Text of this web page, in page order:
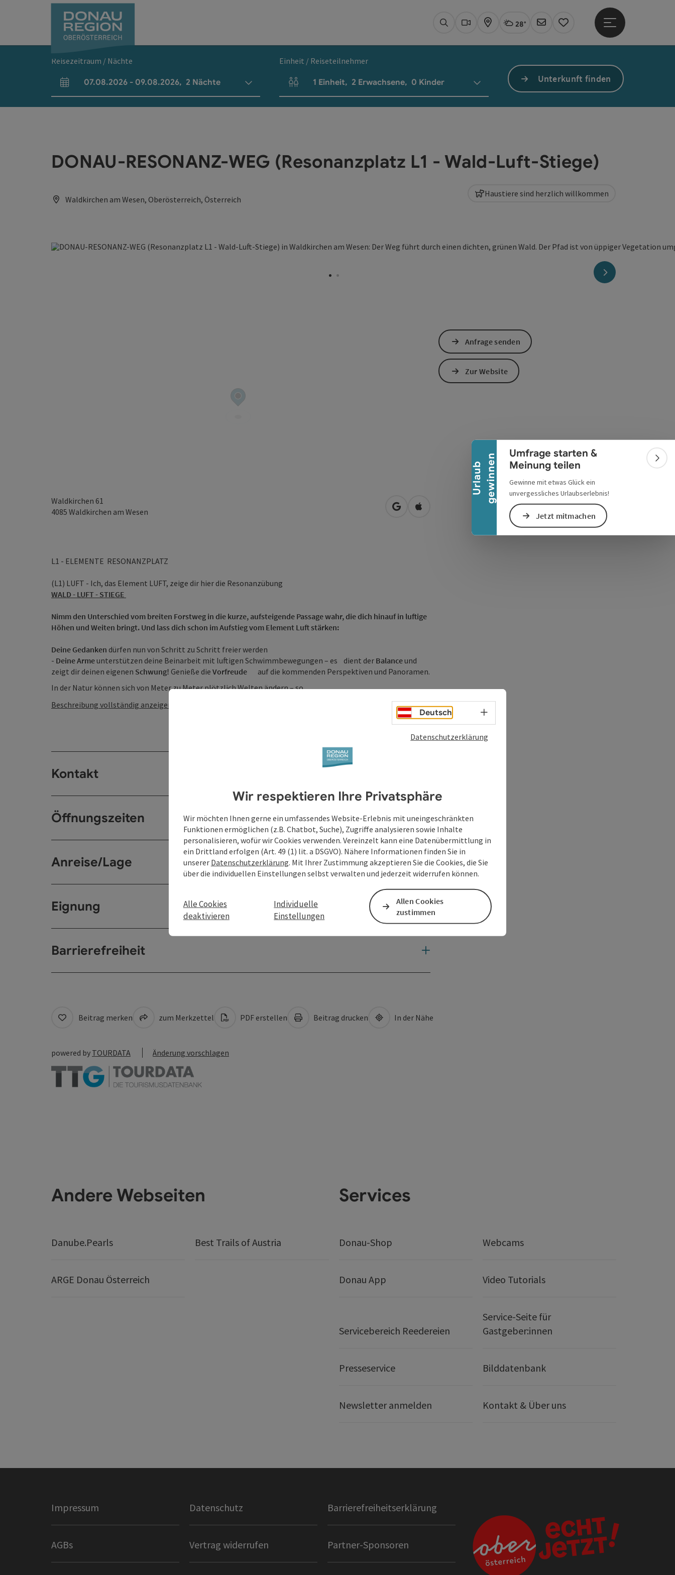
U
r
l
a
u
b
g
e
w
i
n
n
en
Banner einklappen
Umfrage starten &
Meinung teilen
Gewinne mit etwas Glück ein
unvergessliches Urlaubserlebnis!
Jetzt mitmachen
SuchenWebcams
KarteAktuelles Wetter Linz, wolkig
28°
Newsletter
Merkzettel
Hauptmenü öffnen
Reisezeitraum / Nächte
An- und Abreisefelder
07.08.2026 - 09.08.2026, 2 Nächte
Einheit / Reiseteilnehmer
Einheitenanzahl und Personenfelder
1 Einheit, 2 Erwachsene, 0 Kinder Unterkunft finden
DONAU-RESONANZ-WEG (Resonanzplatz L1 - Wald-Luft-Stiege)
Waldkirchen am Wesen, Oberösterreich, Österreich
nächstes Element
Haustiere sind herzlich willkommen
Waldkirchen 61
4085 Waldkirchen am Wesen in Google Maps öffnen
in Apple Maps öffnen
L1 - ELEMENTE RESONANZPLATZ
(L1) LUFT - Ich, das Element LUFT, zeige dir hier die Resonanzübung
WALD - LUFT - STIEGE
Nimm den Unterschied vom breiten Forstweg in die kurze, aufsteigende Passage wahr, die dich hinauf in luftige
Höhen und Weiten bringt. Und lass dich schon im Aufstieg vom Element Luft stärken:
Deine Gedanken dürfen nun von Schritt zu Schritt freier werden
- Deine Armeunterstützen deine Beinarbeit mit luftigen Schwimmbewegungen – es dient der Balanceund
zeigt dir deinen eigenen Schwung! Genieße die Vorfreude
auf die kommenden Perspektiven und Panoramen.
In der Natur können sich von Meter zu Meter plötzlich Welten ändern – so ...
Beschreibung vollständig anzeigen
Kontakt
Öffnungszeiten
Anreise/Lage
Eignung
Barrierefreiheit
Anfrage senden
Zur Website
Beitrag merken zum Merkzettel PDF erstellen Beitrag drucken In der Nähe
powered by TOURDATA Änderung vorschlagen
Andere Webseiten
Danube.Pearls Best Trails of Austria
ARGE Donau Österreich
Services
Donau-Shop Webcams
Donau App Video Tutorials
Servicebereich Reedereien
Service-Seite für
Gastgeber:innen
Presseservice Bilddatenbank
Newsletter anmelden Kontakt & Über uns
Impressum Datenschutz Barrierefreiheitserklärung
AGBs Vertrag widerrufen Partner-Sponsoren
Deutsch Sprachwahl - Menü öffnen
Datenschutzerklärung
Wir respektieren Ihre Privatsphäre
Wir möchten Ihnen gerne ein umfassendes Website-Erlebnis mit uneingeschränkten
Funktionen ermöglichen (z.B. Chatbot, Suche), Zugriffe analysieren sowie Inhalte
personalisieren, wofür wir Cookies verwenden. Vereinzelt kann eine Datenübermittlung in
ein Drittland erfolgen (Art. 49 (1) lit. a DSGVO). Nähere Informationen finden Sie in
unserer Datenschutzerklärung. Mit Ihrer Zustimmung akzeptieren Sie die Cookies, die Sie
über die individuellen Einstellungen selbst verwalten und jederzeit widerrufen können.
Alle Cookies
deaktivieren
Individuelle
Einstellungen
Allen Cookies
zustimmen